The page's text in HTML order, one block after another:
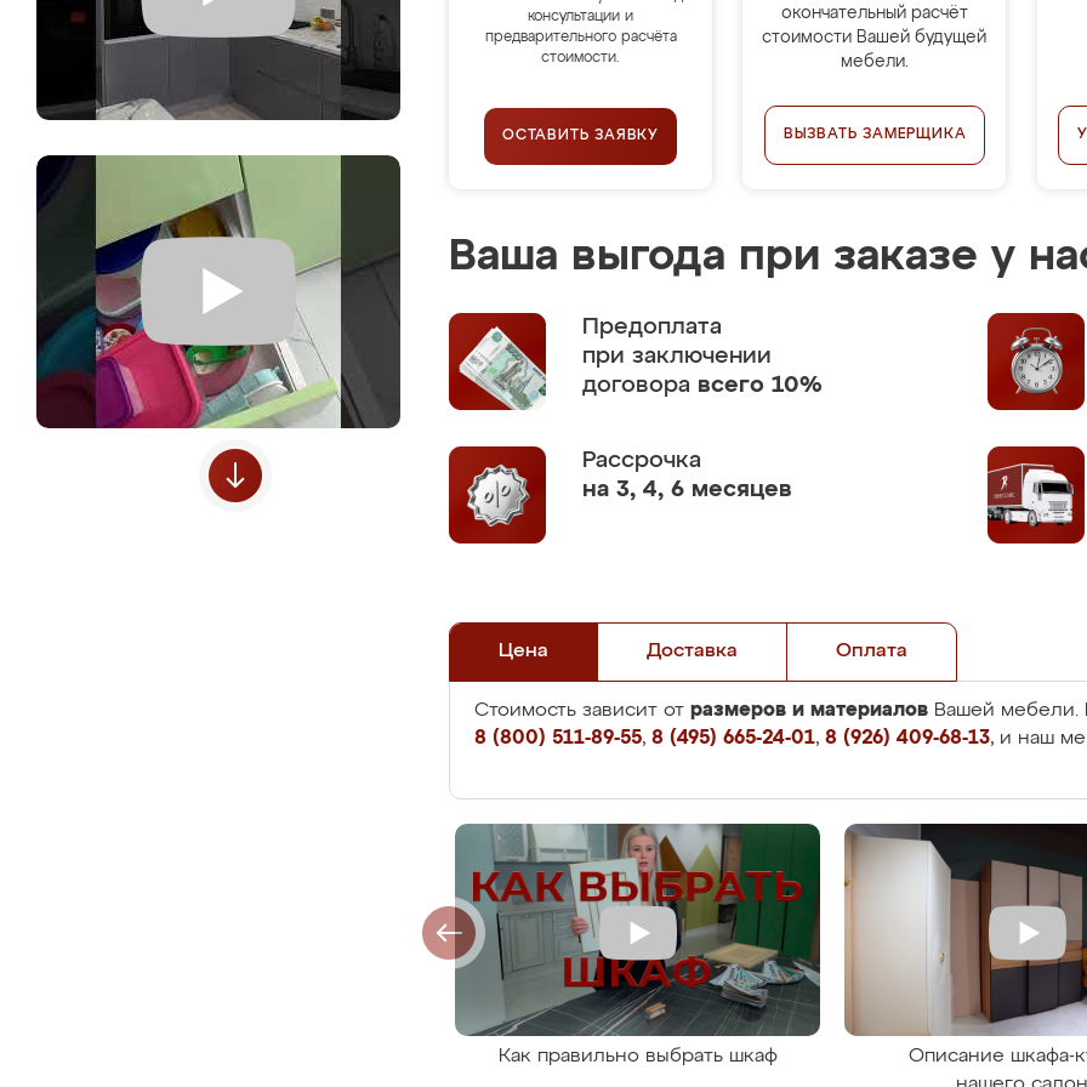
консультации и
предварительного расчёта
стоимости.
ОСТАВИТЬ ЗАЯВКУ
окончательный расчёт
стоимости Вашей будущей
мебели.
ВЫЗВАТЬ ЗАМЕРЩИКА
Ваша выгода при заказе у
Предоплата
при заключении
договора всего 10%
Рассрочка
на 3, 4, 6 месяцев
Цена Доставка Оплата
Стоимость зависит от размеров и материалов Вашей мебели.
8 (800) 511-89-55, 8 (495) 665-24-01, 8 (926) 409-68-13, и наш
Как правильно выбрать шкаф
Описание шкафа-